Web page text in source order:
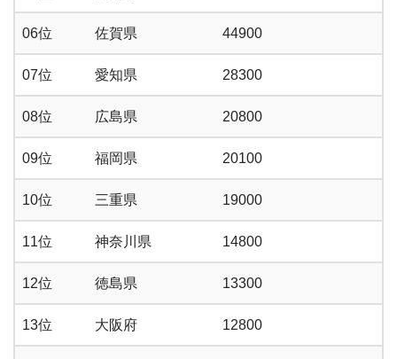
06位 佐賀県 44900
07位 愛知県 28300
08位 広島県 20800
09位 福岡県 20100
10位 三重県 19000
11位 神奈川県 14800
12位 徳島県 13300
13位 大阪府 12800